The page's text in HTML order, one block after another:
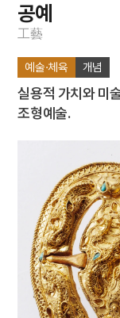
사단칠정
3 이호빈
6 박창로
7 반송
8
비유왕
9 성공회
10 세조
공예
工藝
예술·체육 개념
실용적 가치와 미
조형예술.